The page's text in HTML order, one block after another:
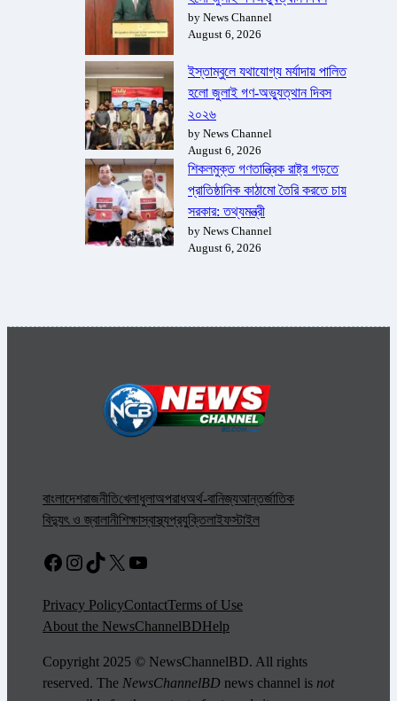
by News Channel
August 6, 2026
ইস্তাম্বুলে যথাযোগ্য মর্যাদায় পালিত
হলো জুলাই গণ-অভ্যুত্থান দিবস
২০২৬
by News Channel
August 6, 2026
শিকলমুক্ত গণতান্ত্রিক রাষ্ট্র গড়তে
প্রাতিষ্ঠানিক কাঠামো তৈরি করতে চায়
সরকার: তথ্যমন্ত্রী
by News Channel
August 6, 2026
বাংলাদেশরাজনীতিখেলাধুলাঅপরাধঅর্থ-বানিজ্যআন্তর্জাতিক
বিদ্যুৎ ও জ্বালানীশিক্ষাস্বাস্থ্যপ্রযুক্তিলাইফস্টাইল
Facebook
Instagram
TikTok
X YouTube
Privacy PolicyContactTerms of Use
About the NewsChannelBDHelp
Copyright 2025 © NewsChannelBD. All rights
reserved. The NewsChannelBD news channel is not